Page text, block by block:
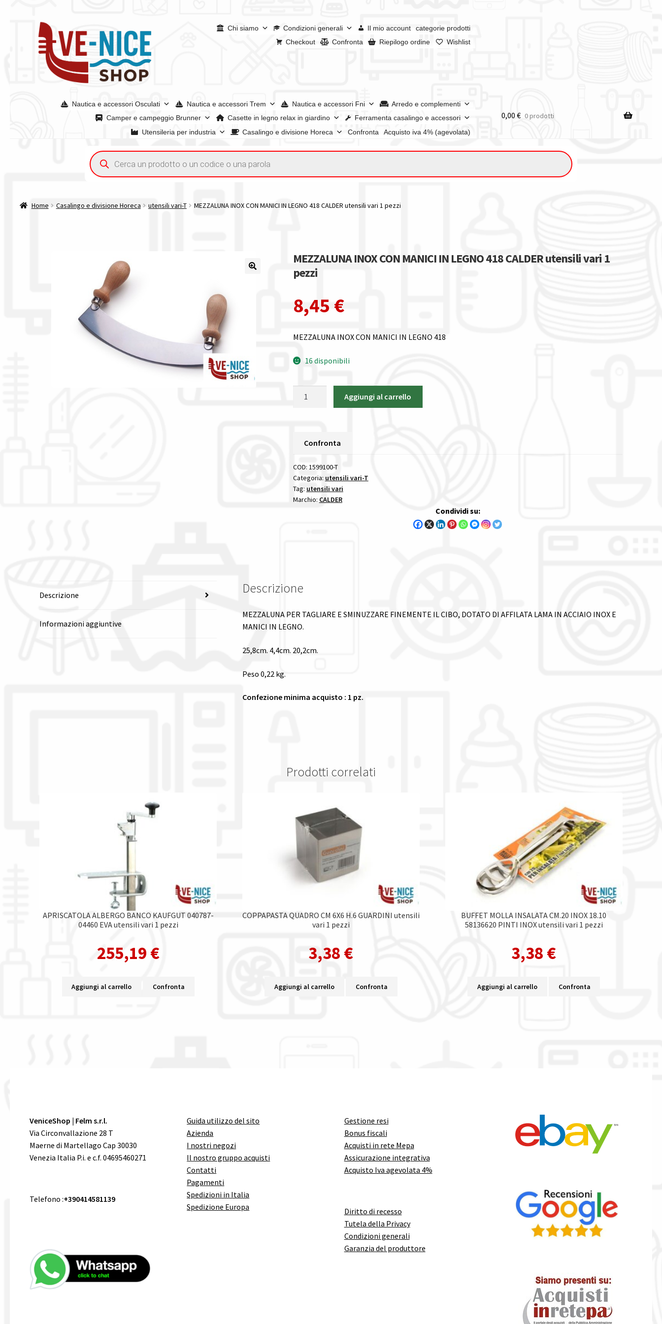
alla
navigazione
contenuto
Chi siamo Condizioni generali Il mio account
categorie prodotti
Checkout
Confronta Riepilogo ordine Wishlist
Nautica e accessori Osculati Nautica e accessori Trem Nautica e accessori Fni
Arredo e complementi
Camper e campeggio Brunner
Casette in legno relax in giardino
Ferramenta casalingo e accessori
Utensileria per industria
Casalingo e divisione Horeca Confronta Acquisto iva 4% (agevolata)
Acquisto iva 4% (agevolata)Chi siamoCondizioni generaliConfrontaConfrontaI nostri negoziRiepilogo ordine
Spedizioni in europaSpedizioni in italiaTutte le categorie dei prodottiWishlistCheckoutIl mio account
0,00 € 0 prodotti
Ricerca
prodotti
Home Casalingo e divisione Horeca utensili vari-T MEZZALUNA INOX CON MANICI IN LEGNO 418 CALDER utensili vari 1 pezzi
MEZZALUNA INOX CON MANICI IN LEGNO 418 CALDER utensili vari 1
pezzi
8,45 €
MEZZALUNA INOX CON MANICI IN LEGNO 418
16 disponibili
418
CALDER
utensili
vari
Aggiungi al carrello
Confronta
COD: 1599100-T
Categoria: utensili vari-T
Tag: utensili vari
Marchio: CALDER
Condividi su:
Descrizione
Informazioni aggiuntive
Descrizione
MEZZALUNA PER TAGLIARE E SMINUZZARE FINEMENTE IL CIBO, DOTATO DI AFFILATA LAMA IN ACCIAIO INOX E
MANICI IN LEGNO.
25,8cm. 4,4cm. 20,2cm.
Peso 0,22 kg.
Confezione minima acquisto : 1 pz.
Prodotti correlati
APRISCATOLA ALBERGO BANCO KAUFGUT 040787-
04460 EVA utensili vari 1 pezzi
255,19 €
Aggiungi al carrello Confronta
COPPAPASTA QUADRO CM 6X6 H.6 GUARDINI utensili
vari 1 pezzi
3,38 €
Aggiungi al carrello Confronta
BUFFET MOLLA INSALATA CM.20 INOX 18.10
58136620 PINTI INOX utensili vari 1 pezzi
3,38 €
Aggiungi al carrello Confronta
VeniceShop | Felm s.r.l.
Via Circonvallazione 28 T
Maerne di Martellago Cap 30030
Venezia Italia P.i. e c.f. 04695460271
Telefono :+390414581139
Guida utilizzo del sito
Azienda
I nostri negozi
Il nostro gruppo acquisti
Contatti
Pagamenti
Spedizioni in Italia
Spedizione Europa
Gestione resi
Bonus fiscali
Acquisti in rete Mepa
Assicurazione integrativa
Acquisto Iva agevolata 4%
Diritto di recesso
Tutela della Privacy
Condizioni generali
Garanzia del produttore